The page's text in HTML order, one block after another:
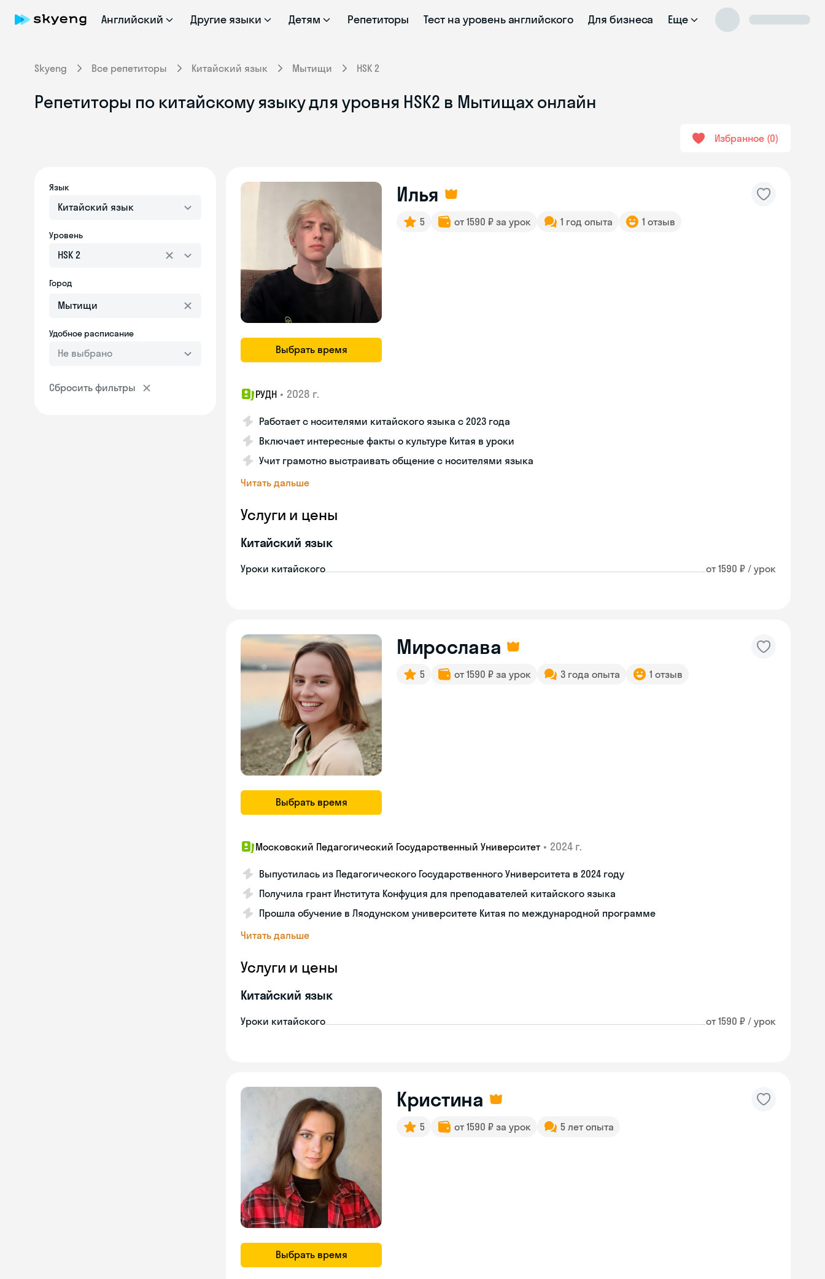
Английский Другие языки Детям Репетиторы Тест на уровень английского Для бизнеса Еще
Skyeng Все репетиторы Китайский язык Мытищи HSK 2
Репетиторы по китайскому языку для уровня HSK2 в Мытищах онлайн
Избранное 0
Язык
Китайский язык
Уровень
HSK 2
Город
Удобное расписание
Не выбрано
Сбросить фильтры
Выбрать время
Илья
5 от 1590 ₽ за урок 1 год опыта 1 отзыв
РУДН • 2028 г.
Работает с носителями китайского языка с 2023 года
Включает интересные факты о культуре Китая в уроки
Учит грамотно выстраивать общение с носителями языка
Читать дальше
Услуги и цены
Китайский язык
Уроки китайского от 1590 ₽ / урок
Выбрать время
Мирослава
5 от 1590 ₽ за урок 3 года опыта 1 отзыв
Московский Педагогический Государственный Университет • 2024 г.
Выпустилась из Педагогического Государственного Университета в 2024 году
Получила грант Института Конфуция для преподавателей китайского языка
Прошла обучение в Ляодунском университете Китая по международной программе
Читать дальше
Услуги и цены
Китайский язык
Уроки китайского от 1590 ₽ / урок
Выбрать время
Кристина
5 от 1590 ₽ за урок 5 лет опыта